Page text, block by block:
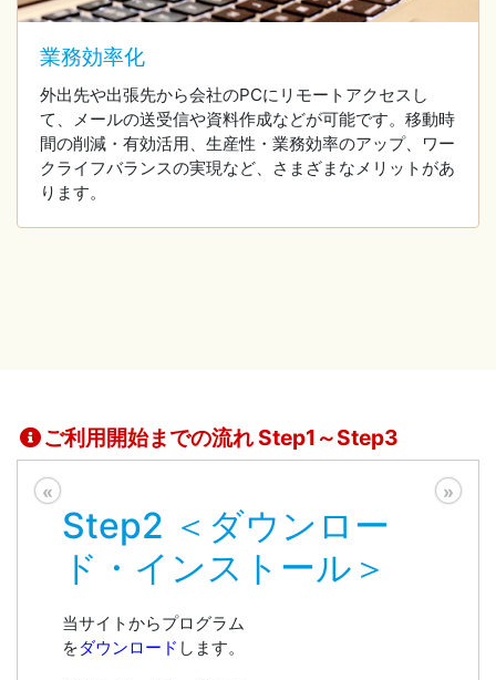
業務効率化
外出先や出張先から会社のPCにリモートアクセスし
て、メールの送受信や資料作成などが可能です。移動時
間の削減・有効活用、生産性・業務効率のアップ、ワー
クライフバランスの実現など、さまざまなメリットがあ
ります。
ご利用開始までの流れ Step1～Step3
Step2 ＜ダウンロー
ド・インストール＞
当サイトからプログラム
をダウンロード します。
« »